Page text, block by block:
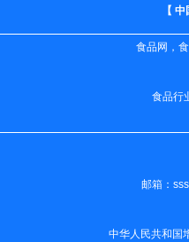
【
食品网，
食品行
邮箱：
中华人民共和国